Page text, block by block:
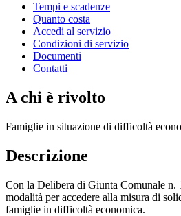
Tempi e scadenze
Quanto costa
Accedi al servizio
Condizioni di servizio
Documenti
Contatti
A chi è rivolto
Famiglie in situazione di difficoltà
Descrizione
Con la Delibera di Giunta Comunale n.
modalità per accedere alla misura di
famiglie in difficoltà economica.